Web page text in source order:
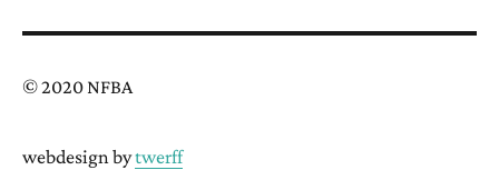
© 2020 NFBA
webdesign bytwerff